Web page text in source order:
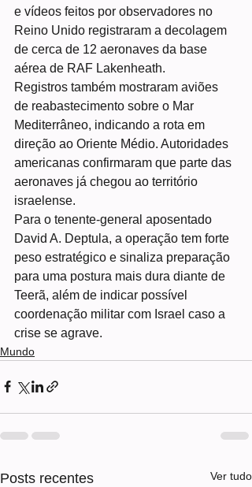
e vídeos feitos por observadores no
Reino Unido registraram a decolagem
de cerca de 12 aeronaves da base
aérea de RAF Lakenheath.
Registros também mostraram aviões
de reabastecimento sobre o Mar
Mediterrâneo, indicando a rota em
direção ao Oriente Médio. Autoridades
americanas confirmaram que parte das
aeronaves já chegou ao território
israelense.
Para o tenente-general aposentado
David A. Deptula, a operação tem forte
peso estratégico e sinaliza preparação
para uma postura mais dura diante de
Teerã, além de indicar possível
coordenação militar com Israel caso a
crise se agrave.
Mundo
Posts recentes Ver tudo